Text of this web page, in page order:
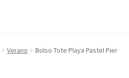
Verano Bolso Tote Playa Pastel Pier